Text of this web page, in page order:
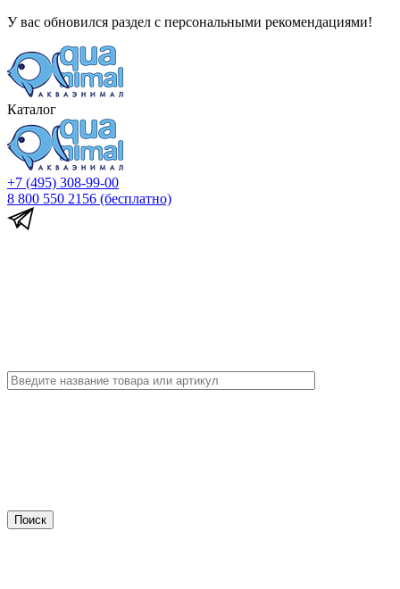
У вас обновился раздел с персональными рекомендациями!
Каталог
+7 (495) 308-99-00
8 800 550 2156 (бесплатно)